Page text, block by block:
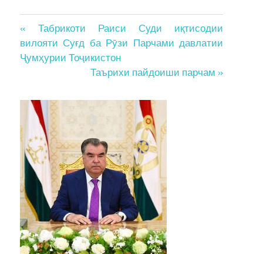
Post
navigation
« Табрикоти Раиси Суди иқтисодии
вилояти Суғд ба Рӯзи Парчами давлатии
Ҷумҳурии Тоҷикистон
Таърихи пайдоиши парчам »